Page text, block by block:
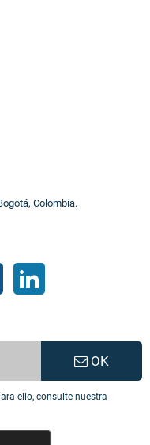
Colombia.
Instagram
OK
ello, consulte nuestra